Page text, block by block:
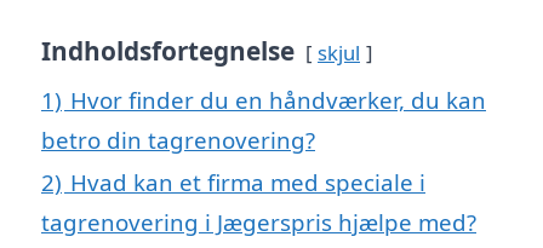
Indholdsfortegnelse skjul
1) Hvor finder du en håndværker, du kan
betro din tagrenovering?
2) Hvad kan et firma med speciale i
tagrenovering i Jægerspris hjælpe med?